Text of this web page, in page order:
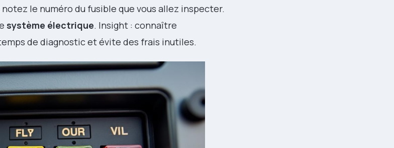
le numéro du fusible que vous allez inspecter.
système électrique. Insight : connaître
de diagnostic et évite des frais inutiles.